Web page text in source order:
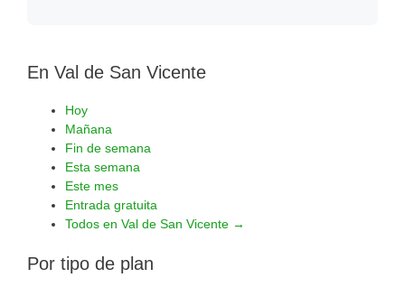
En Val de San Vicente
Hoy
Mañana
Fin de semana
Esta semana
Este mes
Entrada gratuita
Todos en Val de San Vicente →
Por tipo de plan